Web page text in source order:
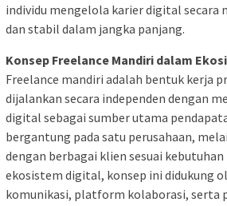
individu mengelola karier digital secara
dan stabil dalam jangka panjang.
Konsep Freelance Mandiri dalam
Freelance mandiri adalah bentuk kerja
dijalankan secara independen dengan
digital sebagai sumber utama
bergantung pada satu perusahaan,
dengan berbagai klien sesuai kebutuhan
ekosistem digital, konsep ini didukung
komunikasi, platform kolaborasi, serta